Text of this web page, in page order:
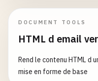
DOCUMENT TOOLS
HTML d email
Rend le contenu HTML d
mise en forme de base